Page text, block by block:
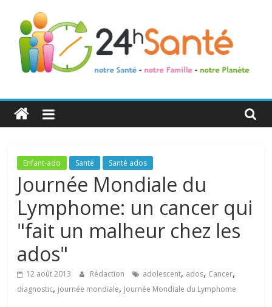
24h
Santé
La
santé
de
toute
famille
Enfant-ado Santé Santé ados
Journée Mondiale du
Lymphome: un cancer qui
"fait un malheur chez les
ados"
12 août 2013 Rédaction adolescent, ados, Cancer,
diagnostic, journée mondiale, Journée Mondiale du Lymphome